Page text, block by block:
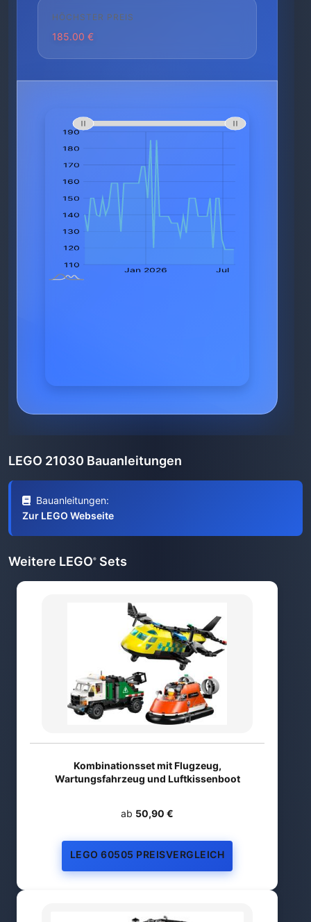
HÖCHSTER PREIS
185.00 €
LEGO 21030 Bauanleitungen
Bauanleitungen:
Zur LEGO Webseite
Weitere LEGO® Sets
Kombinationsset mit Flugzeug,
Wartungsfahrzeug und Luftkissenboot
ab 50,90 €
LEGO 60505 PREISVERGLEICH